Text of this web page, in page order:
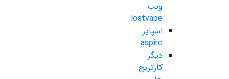
ویپ
lostvape
اسپایر
aspire
دیگر
کارتریج